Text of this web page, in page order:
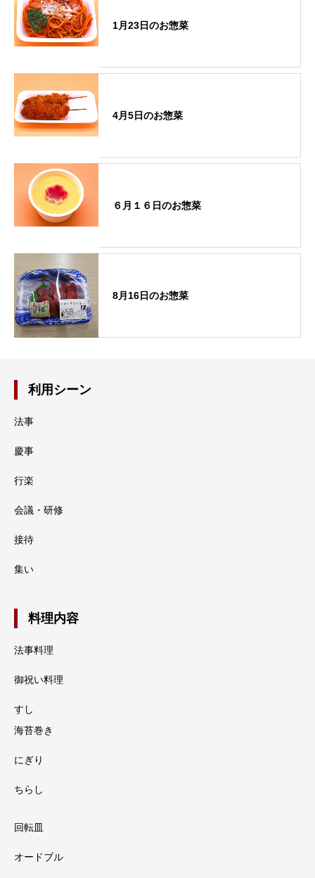
1月23日のお惣菜
4月5日のお惣菜
６月１６日のお惣菜
8月16日のお惣菜
利用シーン
法事
慶事
行楽
会議・研修
接待
集い
料理内容
法事料理
御祝い料理
すし
海苔巻き
にぎり
ちらし
回転皿
オードブル